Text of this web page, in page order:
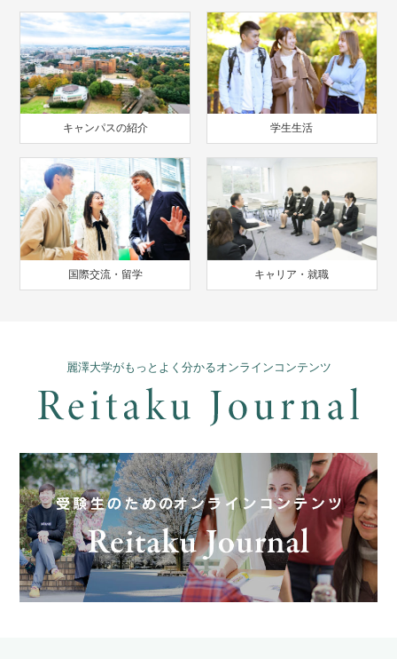
キャンパスの紹介 学生生活
国際交流・留学 キャリア・就職
麗澤大学がもっとよく分かるオンラインコンテンツ